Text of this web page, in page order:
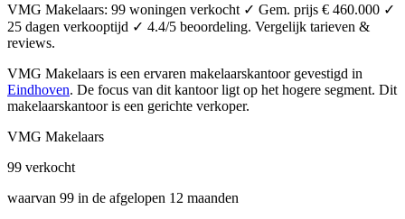
VMG Makelaars: 99 woningen verkocht ✓ Gem. prijs € 460.000 ✓
25 dagen verkooptijd ✓ 4.4/5 beoordeling. Vergelijk tarieven &
reviews.
VMG Makelaars is een ervaren makelaarskantoor gevestigd in
Eindhoven. De focus van dit kantoor ligt op het hogere segment. Dit
makelaarskantoor is een gerichte verkoper.
VMG Makelaars
99 verkocht
waarvan 99 in de afgelopen 12 maanden